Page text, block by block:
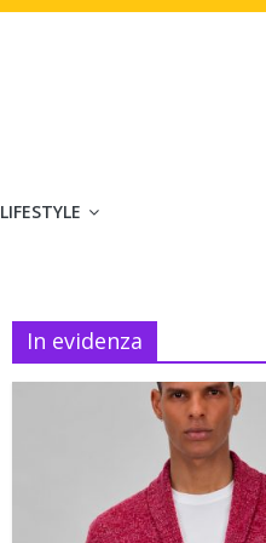
LIFESTYLE
In evidenza